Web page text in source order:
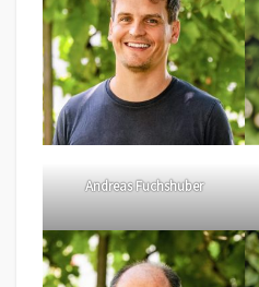
Andreas Fuchshuber